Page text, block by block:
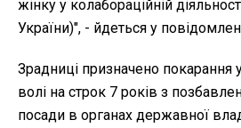
жінку у колабораційній
України)", - йдеться у
Зрадниці призначено покарання
волі на строк 7 років з
посади в органах державної